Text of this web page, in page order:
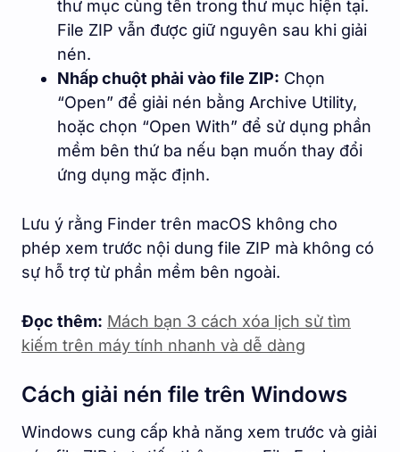
thư mục cùng tên trong thư mục hiện tại.
File ZIP vẫn được giữ nguyên sau khi giải
nén.
Nhấp chuột phải vào file ZIP: Chọn
“Open” để giải nén bằng Archive Utility,
hoặc chọn “Open With” để sử dụng phần
mềm bên thứ ba nếu bạn muốn thay đổi
ứng dụng mặc định.
Lưu ý rằng Finder trên macOS không cho
phép xem trước nội dung file ZIP mà không có
sự hỗ trợ từ phần mềm bên ngoài.
Đọc thêm: Mách bạn 3 cách xóa lịch sử tìm
kiếm trên máy tính nhanh và dễ dàng
Cách giải nén file trên Windows
Windows cung cấp khả năng xem trước và giải